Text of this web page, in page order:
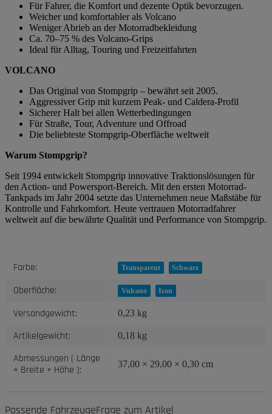
Für Fahrer, die Komfort und dezente Optik bevorzugen.
Weicher und komfortabler als Volcano
Weniger Abrieb an der Motorradbekleidung
Ca. 70–75 % des Volcano-Grips
Ideal für Alltag, Touring und Freizeitfahrten
VOLCANO
Das Original von Stompgrip – bewährt seit 2005.
Aggressiver Grip mit kurzem Peak- und Caldera-Profil
Sicherer Halt bei allen Wetterbedingungen
Für Straße, Tour, Adventure und Offroad
Die beliebteste Stompgrip-Oberfläche weltweit
Warum Stompgrip?
Seit 1994 entwickelt Stompgrip innovative Traktionslösungen für
den Action- und Powersport-Bereich. Mit den ersten Motorrad-
Tankpads im Jahr 2004 setzte das Unternehmen neue Maßstäbe für
Kontrolle und Fahrkomfort. Heute vertrauen Motorradfahrer
weltweit auf die bewährte Qualität und Performance von Stompgrip.
Produkteigenschaft
Wert
Farbe: Transparent Schwarz
Oberfläche: Vulcano Icon
Versandgewicht: 0,23 kg
Artikelgewicht: 0,18 kg
Abmessungen ( Länge
× Breite × Höhe ):
37,00 × 29,00 × 0,30 cm
Passende FahrzeugeFrage zum Artikel